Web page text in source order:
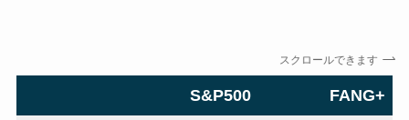
スクロールできます
S&P500 FANG+